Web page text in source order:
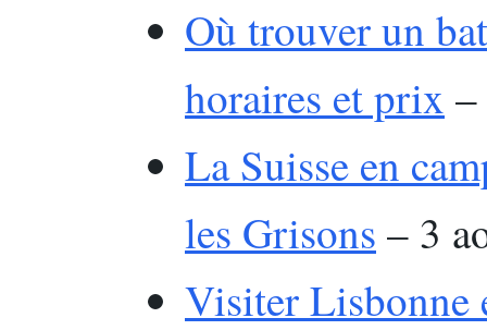
Où trouver un
horaires et prix
La Suisse en
les Grisons – 3
Visiter Lisbonne